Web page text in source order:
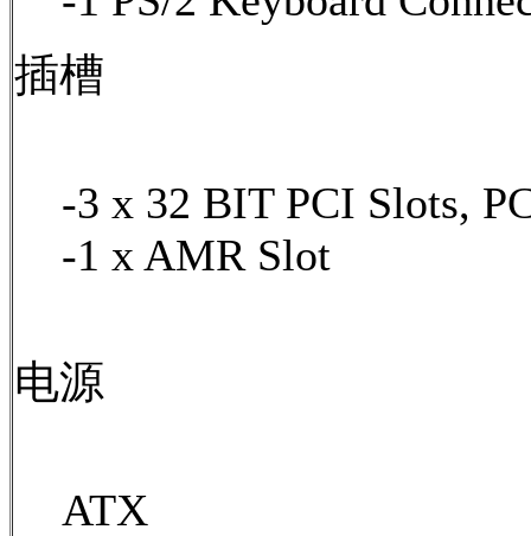
插槽
-3 x 32 BIT PCI Slots,
-1 x AMR Slot
电源
ATX